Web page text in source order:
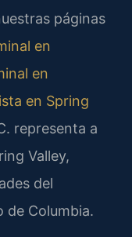
páginas
en
en
en Spring
representa a
Valley,
del
de Columbia.